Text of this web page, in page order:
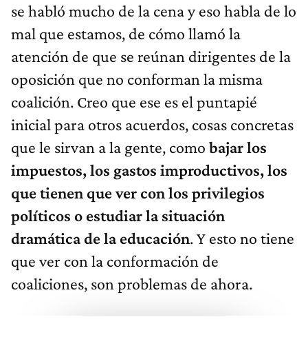
se habló mucho de la cena y eso habla de lo
mal que estamos, de cómo llamó la
atención de que se reúnan dirigentes de la
oposición que no conforman la misma
coalición. Creo que ese es el puntapié
inicial para otros acuerdos, cosas concretas
que le sirvan a la gente, como bajar los
impuestos, los gastos improductivos, los
que tienen que ver con los privilegios
políticos o estudiar la situación
dramática de la educación. Y esto no tiene
que ver con la conformación de
coaliciones, son problemas de ahora.